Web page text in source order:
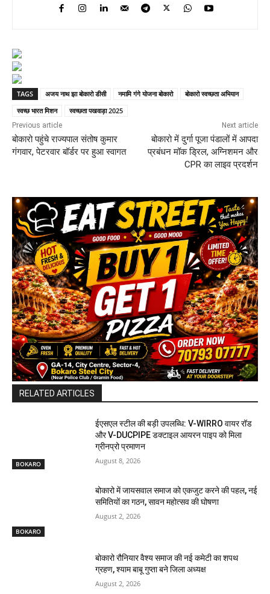
TAGS अजय नाथ झा बोकारो डीसी नमामि गंगे योजना बोकारो
बोकारो स्वच्छता अभियान
स्वच्छ भारत मिशन
स्वच्छता पखवाड़ा 2025
Previous article
बोकारो पहुंचे राज्यपाल संतोष कुमार
गंगवार, पेटरवार बॉर्डर पर हुआ स्वागत
Next article
बोकारो में दुर्गा पूजा पंडालों में आपदा
प्रबंधन मॉक ड्रिल, अग्निशमन और
CPR का लाइव प्रदर्शन
RELATED ARTICLES
BOKARO
ईएसएल स्टील की बड़ी उपलब्धि: V-WIRRO वायर रॉड
और V-DUCPIPE डक्टाइल आयरन पाइप को मिला
ग्रीनप्रो प्रमाणन
August 8, 2026
BOKARO
बोकारो में जायसवाल समाज को एकजुट करने की पहल, नई
समितियों का गठन, सावन महोत्सव की घोषणा
August 2, 2026
बोकारो रौनियार वैश्य समाज की नई कमेटी का शपथ
ग्रहण, श्याम बाबू गुप्ता बने जिला अध्यक्ष
August 2, 2026